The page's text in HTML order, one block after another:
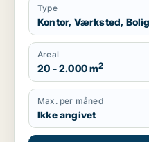
Type
Kontor, Værksted,
Areal
20 - 2.000 m2
Max. per måned
Ikke angivet